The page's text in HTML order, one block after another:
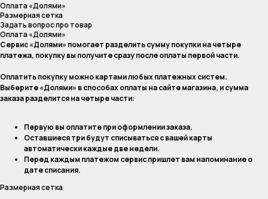
Оплата «Долями»
Размерная сетка
Задать вопрос про товар
Оплата «Долями»
Сервис «Долями» помогает разделить сумму покупки на четыре
платежа, покупку вы получите сразу после оплаты первой части.
Оплатить покупку можно картами любых платежных систем.
Выберите «Долями» в способах оплаты на сайте магазина, и сумма
заказа разделится на четыре части:
Первую вы оплатите при оформлении заказа.
Оставшиеся три будут списываться с вашей карты
автоматически каждые две недели.
Перед каждым платежом сервис пришлет вам напоминание о
дате списания.
Размерная сетка